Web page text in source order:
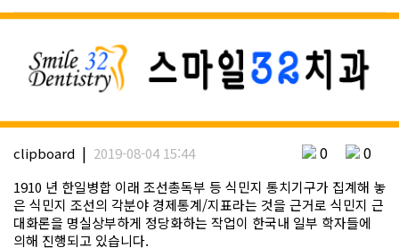
clipboard | 2019-08-04 15:44 0 0
1910 년 한일병합 이래 조선총독부 등 식민지 통치기구가 집계해 놓
은 식민지 조선의 각분야 경제통계/지표라는 것을 근거로 식민지 근
대화론을 명실상부하게 정당화하는 작업이 한국내 일부 학자들에
의해 진행되고 있습니다.